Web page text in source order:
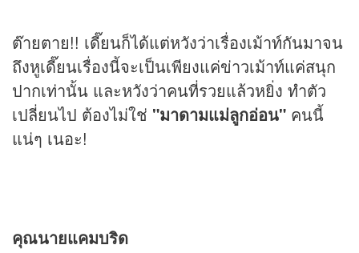
ต๊ายตาย!! เดี๊ยนก็ได้แต่หวังว่าเรื่องเม้าท์กันมาจน
ถึงหูเดี๊ยนเรื่องนี้จะเป็นเพียงแค่ข่าวเม้าท์แค่สนุก
ปากเท่านั้น และหวังว่าคนที่รวยแล้วหยิ่ง ทำตัว
เปลี่ยนไป ต้องไม่ใช่ "มาดามแม่ลูกอ่อน" คนนี้
แน่ๆ เนอะ!
คุณนายแคมบริด